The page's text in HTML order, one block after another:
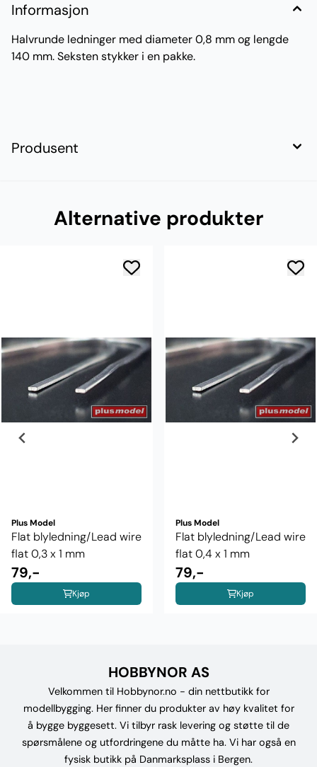
Informasjon
Halvrunde ledninger med diameter 0,8 mm og lengde
140 mm. Seksten stykker i en pakke.
Produsent
Alternative produkter
Plus Model
Flat blyledning/Lead wire
flat 0,3 x 1 mm
79,-
Kjøp
Plus Model
Flat blyledning/Lead wire
flat 0,4 x 1 mm
79,-
Kjøp
HOBBYNOR AS
Velkommen til Hobbynor.no - din nettbutikk for
modellbygging. Her finner du produkter av høy kvalitet for
å bygge byggesett. Vi tilbyr rask levering og støtte til de
spørsmålene og utfordringene du måtte ha. Vi har også en
fysisk butikk på Danmarksplass i Bergen.